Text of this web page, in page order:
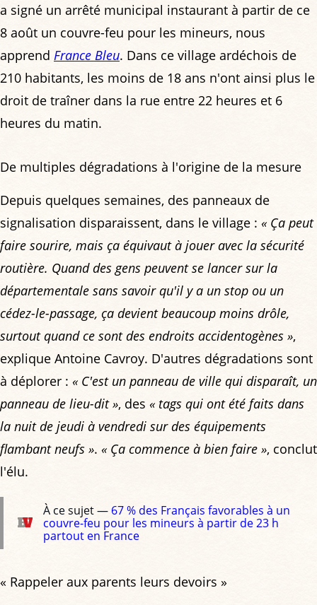
a signé un arrêté municipal instaurant à partir de ce
8 août un couvre-feu pour les mineurs, nous
apprend France Bleu. Dans ce village ardéchois de
210 habitants, les moins de 18 ans n'ont ainsi plus le
droit de traîner dans la rue entre 22 heures et 6
heures du matin.
De multiples dégradations à l'origine de la mesure
Depuis quelques semaines, des panneaux de
signalisation disparaissent, dans le village : « Ça peut
faire sourire, mais ça équivaut à jouer avec la sécurité
routière. Quand des gens peuvent se lancer sur la
départementale sans savoir qu'il y a un stop ou un
cédez-le-passage, ça devient beaucoup moins drôle,
surtout quand ce sont des endroits accidentogènes »,
explique Antoine Cavroy. D'autres dégradations sont
à déplorer : « C'est un panneau de ville qui disparaît, un
panneau de lieu-dit », des « tags qui ont été faits dans
la nuit de jeudi à vendredi sur des équipements
flambant neufs ». « Ça commence à bien faire », conclut
l'élu.
À ce sujet — 67 % des Français favorables à un
couvre-feu pour les mineurs à partir de 23 h
partout en France
« Rappeler aux parents leurs devoirs »